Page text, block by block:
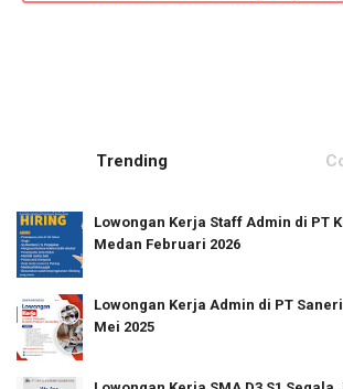
Trending
Lowongan Kerja Staff Admin di PT
Medan Februari 2026
Lowongan Kerja Admin di PT
Mei 2025